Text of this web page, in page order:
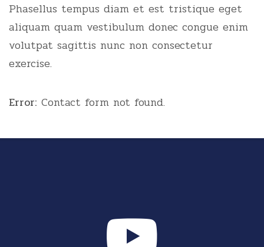
Phasellus tempus diam et est tristique eget
aliquam quam vestibulum donec congue enim
volutpat sagittis nunc non consectetur
exercise.
Error: Contact form not found.